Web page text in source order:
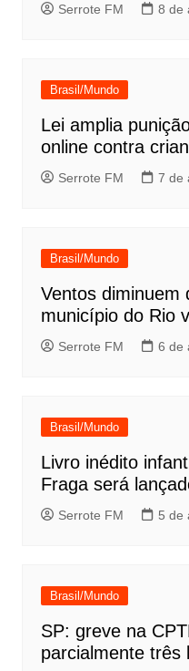
Serrote FM 8 de
Brasil/Mundo
Lei amplia
online contra
Serrote FM 7 de
Brasil/Mundo
Ventos diminuem
município do Rio
Serrote FM 6 de
Brasil/Mundo
Livro inédito
Fraga será
Serrote FM 5 de
Brasil/Mundo
SP: greve na
parcialmente três